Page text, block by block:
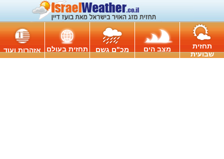
תחזית
שבועית
מצב הים מכ"ם גשם תחזית בעולם אזהרות ועוד